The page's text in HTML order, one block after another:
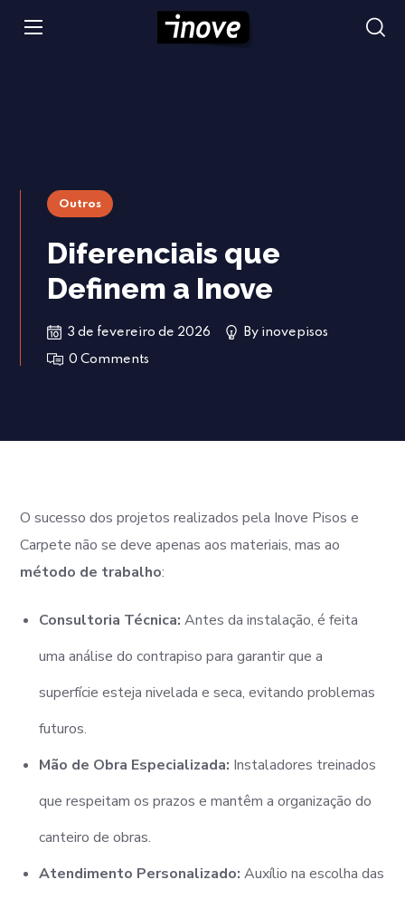
Outros
Diferenciais que
Definem a Inove
3 de fevereiro de 2026 By inovepisos
0 Comments
O sucesso dos projetos realizados pela Inove Pisos e
Carpete não se deve apenas aos materiais, mas ao
método de trabalho:
Consultoria Técnica: Antes da instalação, é feita
uma análise do contrapiso para garantir que a
superfície esteja nivelada e seca, evitando problemas
futuros.
Mão de Obra Especializada: Instaladores treinados
que respeitam os prazos e mantêm a organização do
canteiro de obras.
Atendimento Personalizado: Auxílio na escolha das